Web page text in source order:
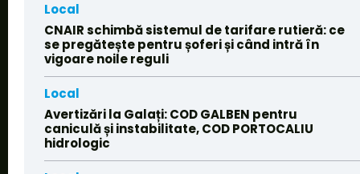
Local
CNAIR schimbă sistemul de tarifare rutieră: ce
se pregătește pentru șoferi și când intră în
vigoare noile reguli
Local
Avertizări la Galați: COD GALBEN pentru
caniculă și instabilitate, COD PORTOCALIU
hidrologic